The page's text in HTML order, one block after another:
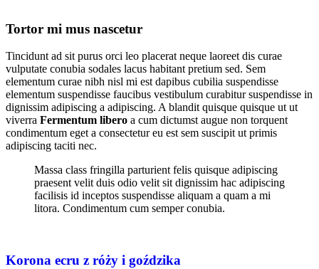
Tortor mi mus nascetur
Tincidunt ad sit purus orci leo placerat neque laoreet dis curae
vulputate conubia sodales lacus habitant pretium sed. Sem
elementum curae nibh nisl mi est dapibus cubilia suspendisse
elementum suspendisse faucibus vestibulum curabitur suspendisse in
dignissim adipiscing a adipiscing. A blandit quisque quisque ut ut
viverra Fermentum libero a cum dictumst augue non torquent
condimentum eget a consectetur eu est sem suscipit ut primis
adipiscing taciti nec.
Massa class fringilla parturient felis quisque adipiscing
praesent velit duis odio velit sit dignissim hac adipiscing
facilisis id inceptos suspendisse aliquam a quam a mi
litora. Condimentum cum semper conubia.
Korona ecru z róży i goździka